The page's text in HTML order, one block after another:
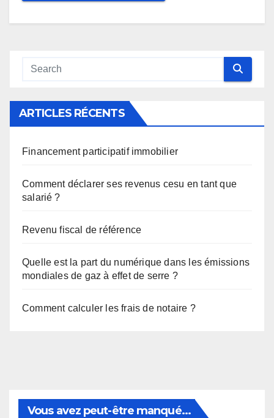
ARTICLES RÉCENTS
Financement participatif immobilier
Comment déclarer ses revenus cesu en tant que
salarié ?
Revenu fiscal de référence
Quelle est la part du numérique dans les émissions
mondiales de gaz à effet de serre ?
Comment calculer les frais de notaire ?
Vous avez peut-être manqué...